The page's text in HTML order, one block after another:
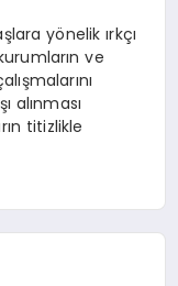
yönelik ırkçı
ve
alınması
titizlikle